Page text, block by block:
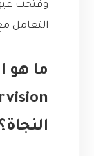
وفتحت
التعامل
النجاة؟